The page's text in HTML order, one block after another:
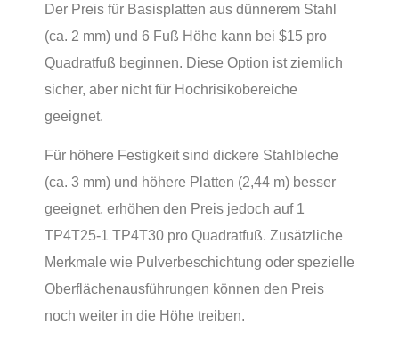
Der Preis für Basisplatten aus dünnerem Stahl
(ca. 2 mm) und 6 Fuß Höhe kann bei $15 pro
Quadratfuß beginnen. Diese Option ist ziemlich
sicher, aber nicht für Hochrisikobereiche
geeignet.
Für höhere Festigkeit sind dickere Stahlbleche
(ca. 3 mm) und höhere Platten (2,44 m) besser
geeignet, erhöhen den Preis jedoch auf 1
TP4T25-1 TP4T30 pro Quadratfuß. Zusätzliche
Merkmale wie Pulverbeschichtung oder spezielle
Oberflächenausführungen können den Preis
noch weiter in die Höhe treiben.